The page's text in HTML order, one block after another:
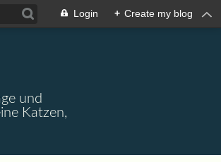
Login + Create my blog
und
Katzen,